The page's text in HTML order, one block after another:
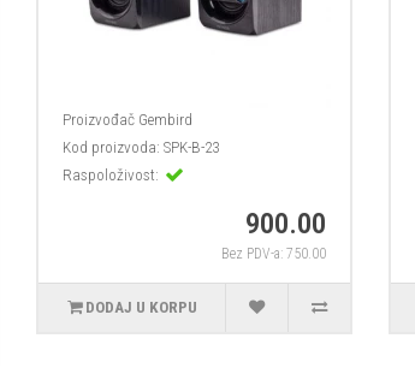
Proizvođač Gembird
Kod proizvoda: SPK-B-23
Raspoloživost:
900.00
Bez PDV-a: 750.00
DODAJ U KORPU